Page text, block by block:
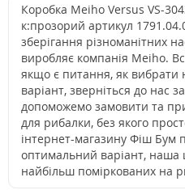
Коробка Meiho Versus VS-
к:прозорий артикул
зберігання різноманітних
виробляє компанія Meiho.
якщо є питання, як вибрати
варіант, зверніться до нас
допоможемо замовити та
для рибалки, без якого
інтернет-магазину Фіш Бум
оптимальний варіант, наша
найбільш поміркованих на